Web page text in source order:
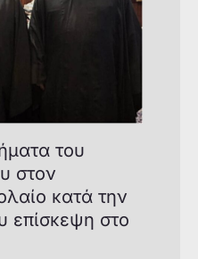
του
στον
κατά την
επίσκεψη στο